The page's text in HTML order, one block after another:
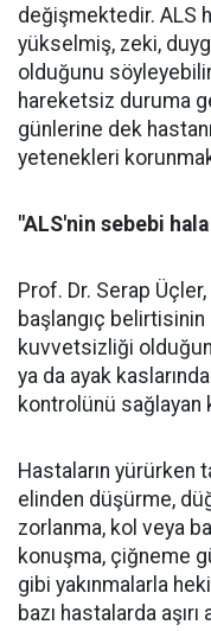
değişmektedir. ALS
yükselmiş, zeki,
olduğunu
hareketsiz duruma
günlerine dek
yetenekleri
"ALS'nin sebebi
Prof. Dr. Serap Üçler,
başlangıç
kuvvetsizliği
ya da ayak
kontrolünü sağlayan
Hastaların yürürken
elinden düşürme,
zorlanma, kol veya
konuşma, çiğneme
gibi yakınmalarla
bazı hastalarda